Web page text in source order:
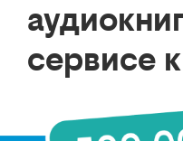
сервисе